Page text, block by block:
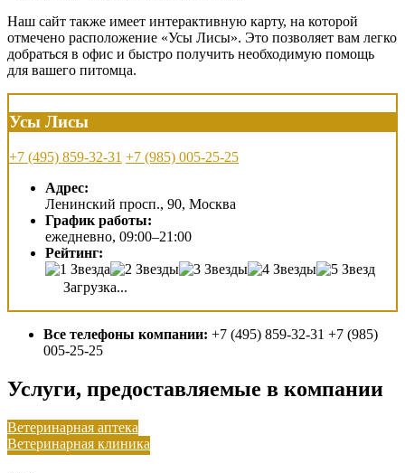
Наш сайт также имеет интерактивную карту, на которой
отмечено расположение «Усы Лисы». Это позволяет вам легко
добраться в офис и быстро получить необходимую помощь
для вашего питомца.
Усы Лисы
+7 (495) 859-32-31 +7 (985) 005-25-25
Адрес:
Ленинский просп., 90, Москва
График работы:
ежедневно, 09:00–21:00
Рейтинг:
Загрузка...
Все телефоны компании: +7 (495) 859-32-31 +7 (985)
005-25-25
Услуги, предоставляемые в компании
Ветеринарная аптека
Ветеринарная клиника